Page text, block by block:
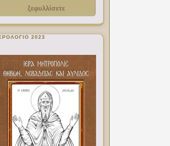
ξεφυλλίσετε
2023